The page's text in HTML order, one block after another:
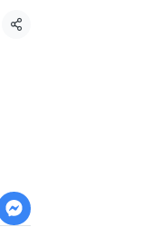
แชร์